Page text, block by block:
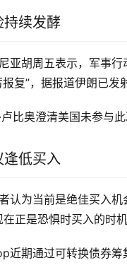
持续发酵
亚胡周五表示，军事
复”，据报道伊朗已发
比奥澄清美国未参与此
逢低买入
认为当前是绝佳买入
在正是恐惧时买入的时
近期通过可转换债券